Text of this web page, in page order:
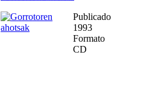
Publicado
1993
Formato
CD